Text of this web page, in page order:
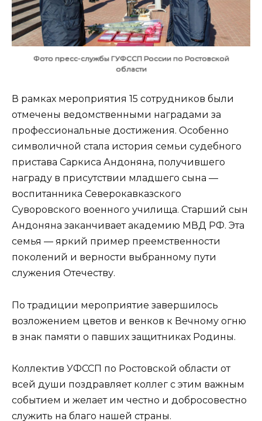
Фото пресс-службы ГУФССП России по Ростовской
области
В рамках мероприятия 15 сотрудников были
отмечены ведомственными наградами за
профессиональные достижения. Особенно
символичной стала история семьи судебного
пристава Саркиса Андоняна, получившего
награду в присутствии младшего сына —
воспитанника Северокавказского
Суворовского военного училища. Старший сын
Андоняна заканчивает академию МВД РФ. Эта
семья — яркий пример преемственности
поколений и верности выбранному пути
служения Отечеству.
По традиции мероприятие завершилось
возложением цветов и венков к Вечному огню
в знак памяти о павших защитниках Родины.
Коллектив УФССП по Ростовской области от
всей души поздравляет коллег с этим важным
событием и желает им честно и добросовестно
служить на благо нашей страны.